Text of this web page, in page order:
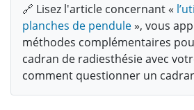
🔗 Lisez l'article concernant «
planches de pendule», vous
méthodes complémentaires
cadran de radiesthésie avec
comment questionner un